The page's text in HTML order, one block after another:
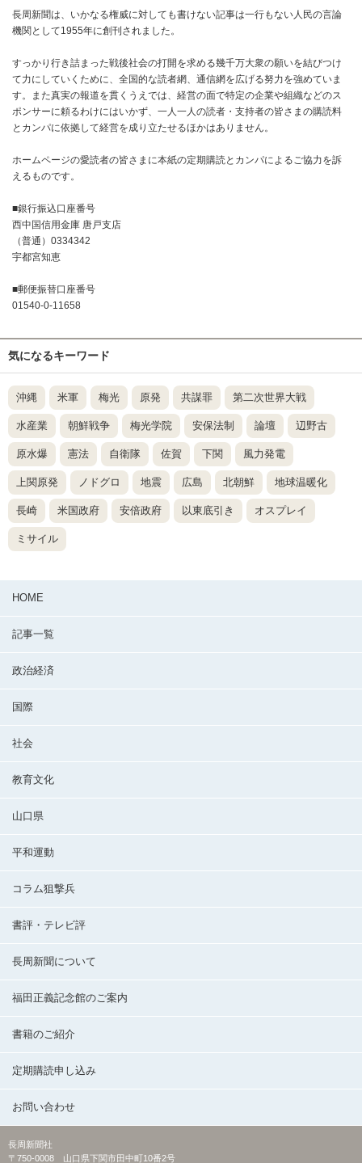
長周新聞は、いかなる権威に対しても書けない記事は一行もない人民の言論
機関として1955年に創刊されました。
すっかり行き詰まった戦後社会の打開を求める幾千万大衆の願いを結びつけ
て力にしていくために、全国的な読者網、通信網を広げる努力を強めていま
す。また真実の報道を貫くうえでは、経営の面で特定の企業や組織などのス
ポンサーに頼るわけにはいかず、一人一人の読者・支持者の皆さまの購読料
とカンパに依拠して経営を成り立たせるほかはありません。
ホームページの愛読者の皆さまに本紙の定期購読とカンパによるご協力を訴
えるものです。
■銀行振込口座番号
西中国信用金庫 唐戸支店
（普通）0334342
宇都宮知恵
■郵便振替口座番号
01540-0-11658
気になるキーワード
沖縄 米軍 梅光 原発 共謀罪 第二次世界大戦
水産業 朝鮮戦争 梅光学院 安保法制 論壇 辺野古
原水爆 憲法 自衛隊 佐賀 下関 風力発電
上関原発 ノドグロ 地震 広島 北朝鮮 地球温暖化
長崎 米国政府 安倍政府 以東底引き オスプレイ
ミサイル
HOME
記事一覧
政治経済
国際
社会
教育文化
山口県
平和運動
コラム狙撃兵
書評・テレビ評
長周新聞について
福田正義記念館のご案内
書籍のご紹介
定期購読申し込み
お問い合わせ
長周新聞社
〒750-0008 山口県下関市田中町10番2号